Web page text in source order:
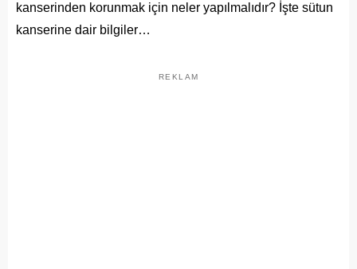
kanserinden korunmak için neler yapılmalıdır? İşte sütun
kanserine dair bilgiler…
REKLAM